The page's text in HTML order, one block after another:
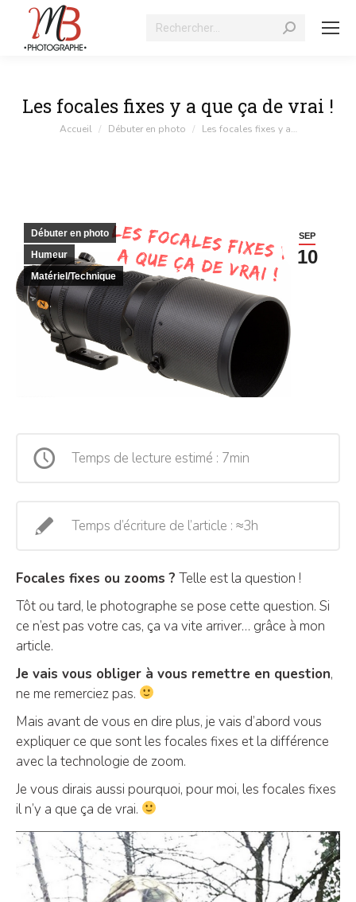
Recherche
Les focales fixes y a que ça de vrai !
Vous êtes ici :
Accueil Débuter en photo Les focales fixes y a…
SEP
10
Débuter en photo
Humeur
Matériel/Technique
Temps de lecture estimé : 7min
Temps d’écriture de l’article : ≈3h
Focales fixes ou zooms ? Telle est la question !
Tôt ou tard, le photographe se pose cette question. Si
ce n’est pas votre cas, ça va vite arriver… grâce à mon
article.
Je vais vous obliger à vous remettre en question,
ne me remerciez pas.
Mais avant de vous en dire plus, je vais d’abord vous
expliquer ce que sont les focales fixes et la différence
avec la technologie de zoom.
Je vous dirais aussi pourquoi, pour moi, les focales fixes
il n’y a que ça de vrai.